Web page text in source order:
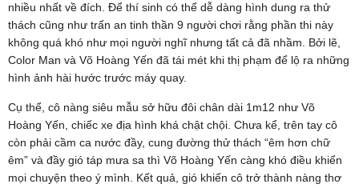
nhiều nhất về đích. Để thí sinh có thể dễ dàng hình dung ra thử
thách cũng như trấn an tinh thần 9 người chơi rằng phần thi này
không quá khó như mọi người nghĩ nhưng tất cả đã nhầm. Bởi lẽ,
Color Man và Võ Hoàng Yến đã tái mét khi thị phạm để lộ ra những
hình ảnh hài hước trước máy quay.
Cụ thể, cô nàng siêu mẫu sở hữu đôi chân dài 1m12 như Võ
Hoàng Yến, chiếc xe địa hình khá chật chội. Chưa kể, trên tay cô
còn phải cầm ca nước đầy, cung đường thử thách “êm hơn chữ
êm” và đầy gió táp mưa sa thì Võ Hoàng Yến càng khó điều khiển
mọi chuyện theo ý mình. Kết quả, gió khiến cô trở thành nàng thơ